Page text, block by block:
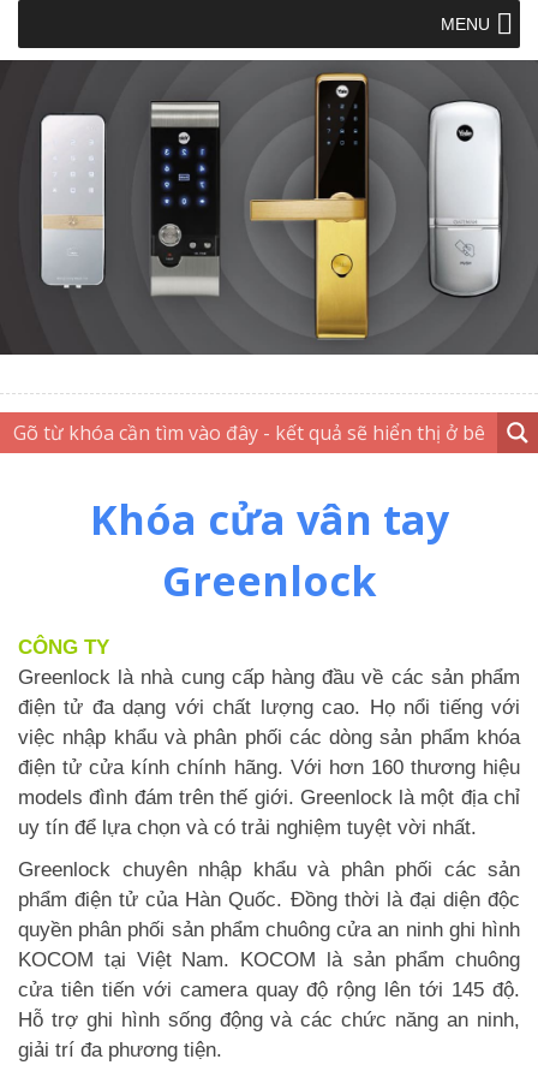
MENU
Khóa cửa vân tay
Greenlock
CÔNG TY
Greenlock là nhà cung cấp hàng đầu về các sản phẩm
điện tử đa dạng với chất lượng cao. Họ nổi tiếng với
việc nhập khẩu và phân phối các dòng sản phẩm khóa
điện tử cửa kính chính hãng. Với hơn 160 thương hiệu
models đình đám trên thế giới. Greenlock là một địa chỉ
uy tín để lựa chọn và có trải nghiệm tuyệt vời nhất.
Greenlock chuyên nhập khẩu và phân phối các sản
phẩm điện tử của Hàn Quốc. Đồng thời là đại diện độc
quyền phân phối sản phẩm chuông cửa an ninh ghi hình
KOCOM tại Việt Nam. KOCOM là sản phẩm chuông
cửa tiên tiến với camera quay độ rộng lên tới 145 độ.
Hỗ trợ ghi hình sống động và các chức năng an ninh,
giải trí đa phương tiện.